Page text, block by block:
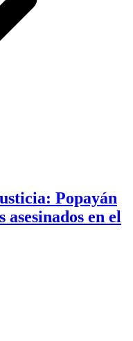
Popayán
en el